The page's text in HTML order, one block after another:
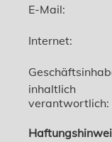
E-Mail:
Internet:
inhaltlich
verantwortlich: